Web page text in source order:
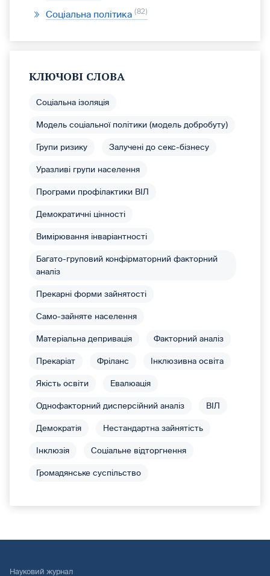
Соціальна політика 82
КЛЮЧОВІ СЛОВА
Соціальна ізоляція
Модель соціальної політики (модель добробуту)
Групи ризику Залучені до секс-бізнесу
Уразливі групи населення
Програми профілактики ВІЛ
Демократичні цінності
Вимірювання інваріантності
Багато-груповий конфірматорний факторний
аналіз
Прекарні форми зайнятості
Само-зайняте населення
Матеріальна депривація Факторний аналіз
Прекаріат Фріланс Інклюзивна освіта
Якість освіти Евалюація
Однофакторний дисперсійний аналіз ВІЛ
Демократія Нестандартна зайнятість
Інклюзія Соціальне відторгнення
Громадянське суспільство
Науковий журнал